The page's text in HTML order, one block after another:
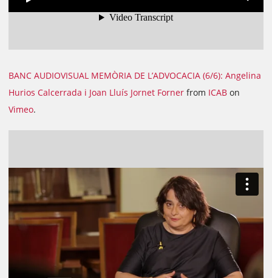
BANC AUDIOVISUAL MEMÒRIA DE L’ADVOCACIA (6/6): Angelina
Hurios Calcerrada i Joan Lluís Jornet Forner from ICAB on
Vimeo.